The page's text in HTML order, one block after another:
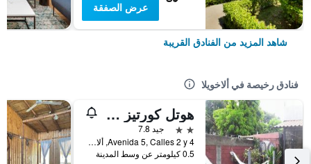
عرض الصفقة
شاهد المزيد من الفنادق القريبة
فنادق رخيصة في ألاخويلا
هوتل كورتيز أزول
2 نجمتين
جيد 7.8
Avenida 5, Calles 2 y 4, ألاخويلا, كوستاريكا
0.5 كيلومتر عن وسط المدينة